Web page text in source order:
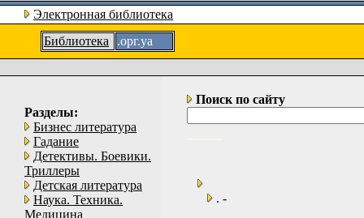
Электронная библиотека
Библиотека
.орг.уа
Разделы:
Бизнес литература
Гадание
Детективы. Боевики.
Триллеры
Детская литература
Наука. Техника.
Медицина
Поиск по сайту
. -